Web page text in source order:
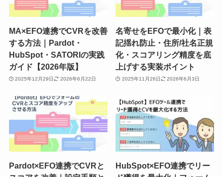
MA×EFO連携でCVRを改善
する方法｜Pardot・
HubSpot・SATORIの実践
ガイド【2026年版】
2025年12月29日 2026年6月22日
名寄せをEFOで最小化｜表
記揺れ防止・住所/社名正規
化・スコアリング精度を底
上げする実装ポイント
2025年11月26日 2026年6月3日
Pardot×EFO連携でCVRと
HubSpot×EFO連携でリー